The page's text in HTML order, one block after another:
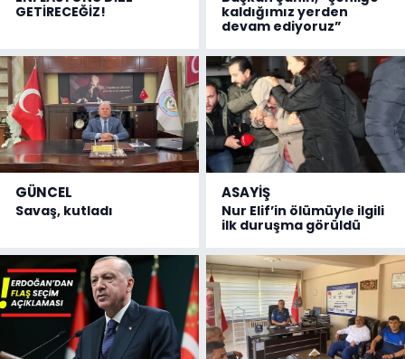
GETİRECEĞİZ!
kaldığımız yerden
devam ediyoruz”
GÜNCEL
Savaş, kutladı
ASAYİŞ
Nur Elif’in ölümüyle ilgili
ilk duruşma görüldü